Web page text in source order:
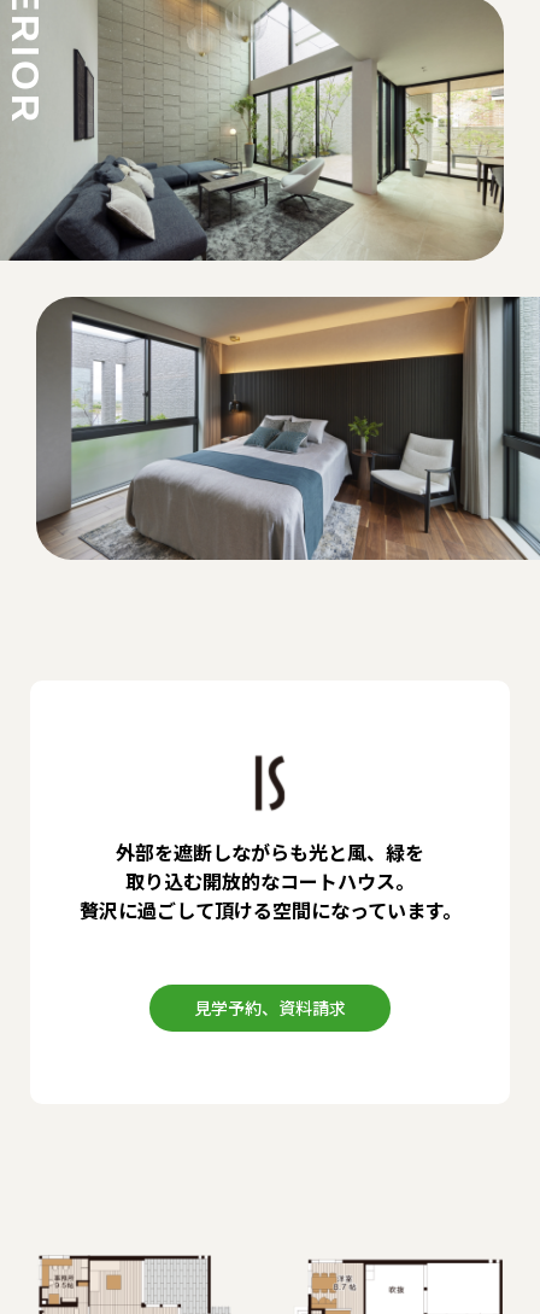
外部を遮断しながらも光と風、緑を
取り込む開放的なコートハウス。
贅沢に過ごして頂ける空間になっています。
見学予約、資料請求